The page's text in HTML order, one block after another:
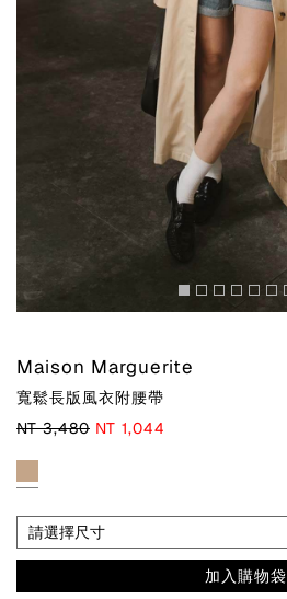
Maison Marguerite
寬鬆長版風衣附腰帶
NT 3,480 NT 1,044
加入購物袋